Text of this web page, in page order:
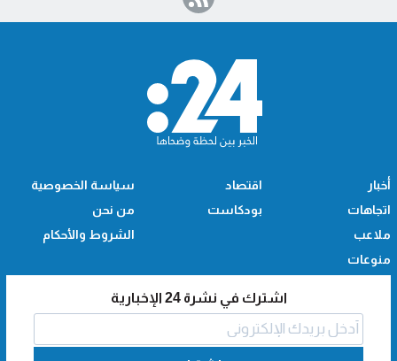
أخبار
اتجاهات
ملاعب
منوعات
اقتصاد
بودكاست
سياسة الخصوصية
من نحن
الشروط والأحكام
اشترك في نشرة 24 الإخبارية